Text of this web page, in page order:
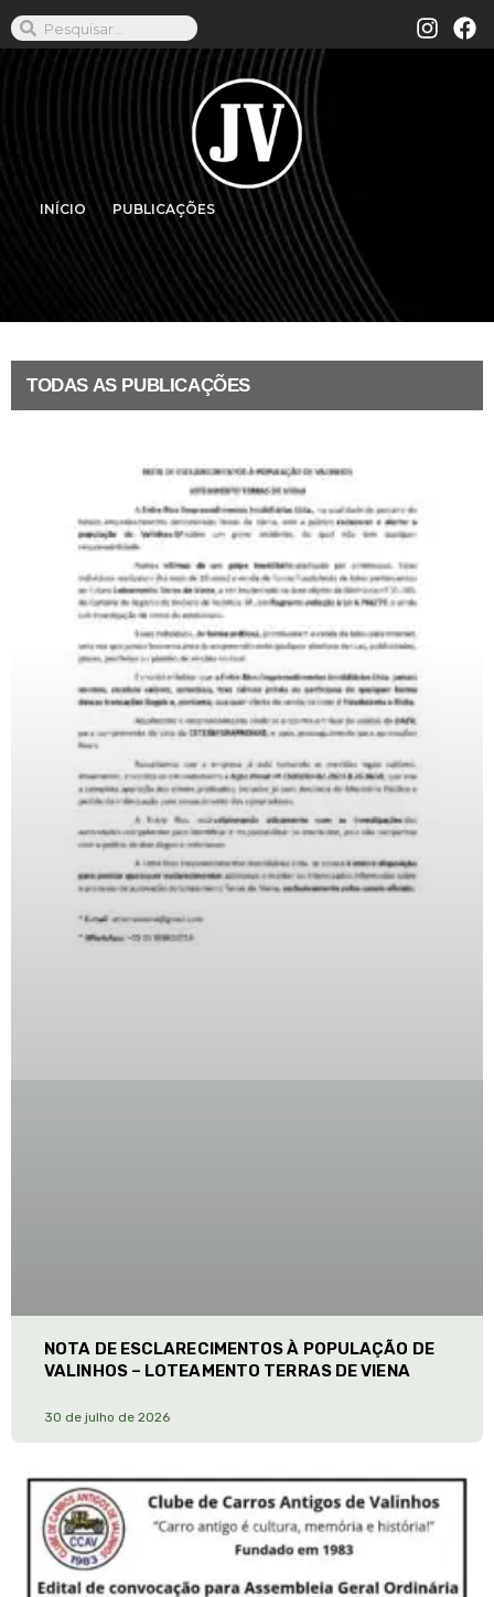
INÍCIO PUBLICAÇÕES
TODAS AS PUBLICAÇÕES
NOTA DE ESCLARECIMENTOS À POPULAÇÃO DE
VALINHOS – LOTEAMENTO TERRAS DE VIENA
30 de julho de 2026